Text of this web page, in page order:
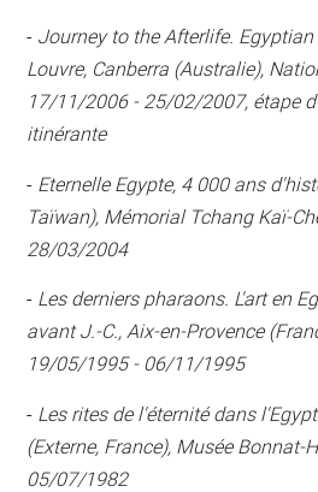
- Journey to the Afterlife.
Louvre, Canberra (Australie),
17/11/2006 - 25/02/2007, étape
itinérante
- Eternelle Egypte, 4 000 ans
Taïwan), Mémorial Tchang Kaï-
28/03/2004
- Les derniers pharaons. L'art en
avant J.-C., Aix-en-Provence
19/05/1995 - 06/11/1995
- Les rites de l'éternité dans
(Externe, France), Musée Bonnat-
05/07/1982